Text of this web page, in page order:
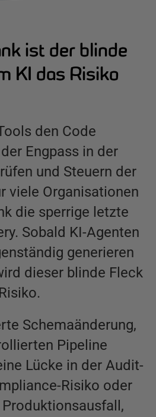
ist der blinde
KI das Risiko
den Code
Engpass in der
und Steuern der
viele Organisationen
die sperrige letzte
Sobald KI-Agenten
generieren
dieser blinde Fleck
Schemaänderung,
Pipeline
Lücke in der Audit-
Risiko oder